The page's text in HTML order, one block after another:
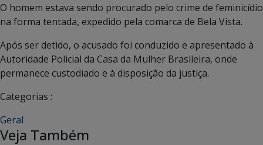
O homem estava sendo procurado pelo crime de feminicídio
na forma tentada, expedido pela comarca de Bela Vista.
Após ser detido, o acusado foi conduzido e apresentado à
Autoridade Policial da Casa da Mulher Brasileira, onde
permanece custodiado e à disposição da justiça.
Categorias :
Geral
Veja Também